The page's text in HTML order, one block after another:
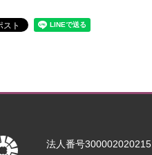
法人番号